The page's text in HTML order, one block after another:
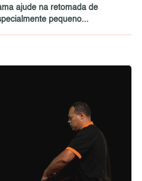
ajude na retomada de
pequeno...